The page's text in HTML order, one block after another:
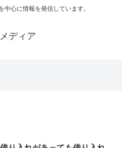
心に情報を発信しています。
ディア